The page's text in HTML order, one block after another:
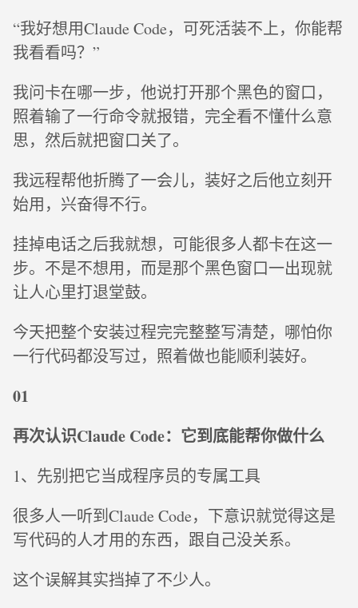
“我好想用Claude Code，可死活装不上，你能帮
我看看吗？”
我问卡在哪一步，他说打开那个黑色的窗口，
照着输了一行命令就报错，完全看不懂什么意
思，然后就把窗口关了。
我远程帮他折腾了一会儿，装好之后他立刻开
始用，兴奋得不行。
挂掉电话之后我就想，可能很多人都卡在这一
步。不是不想用，而是那个黑色窗口一出现就
让人心里打退堂鼓。
今天把整个安装过程完完整整写清楚，哪怕你
一行代码都没写过，照着做也能顺利装好。
01
再次认识Claude Code：它到底能帮你做什么
1、先别把它当成程序员的专属工具
很多人一听到Claude Code，下意识就觉得这是
写代码的人才用的东西，跟自己没关系。
这个误解其实挡掉了不少人。